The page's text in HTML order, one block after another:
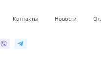
Контакты Новости